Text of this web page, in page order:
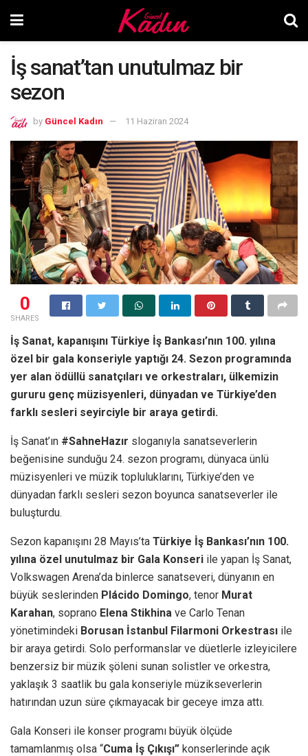
İş sanat’tan unutulmaz bir
sezon
by Güncel Kadın 11 Haziran 2024
0
SHARES
İş Sanat, kapanışını Türkiye İş Bankası’nın 100. yılına
özel bir gala konseriyle yaptığı 24. Sezon programında
yer alan ödüllü sanatçıları ve orkestraları, ülkemizin
gururu genç müzisyenleri, dünyadan ve Türkiye’den
farklı sesleri seyirciyle bir araya getirdi.
İş Sanat’ın #SahneHazır sloganıyla sanatseverlerin
beğenisine sunduğu 24. sezon programı, dünyaca ünlü
müzisyenleri ve müzik topluluklarını, Türkiye’den ve
dünyadan farklı sesleri sezon boyunca sanatseverler ile
buluşturdu.
Sezon kapanışını 28 Mayıs’ta Türkiye İş Bankası’nın 100.
yılına özel unutulmaz bir Gala Konseri ile yapan İş Sanat,
Volkswagen Arena’da binlerce sanatseveri, dünyanın en
büyük seslerinden Plácido Domingo, tenor Murat
Karahan, soprano Elena Stikhina ve Carlo Tenan
yönetimindeki Borusan İstanbul Filarmoni Orkestrası ile
bir araya getirdi. Solo performanslar ve düetlerle izleyicilere
benzersiz bir müzik şöleni sunan solistler ve orkestra,
yaklaşık 3 saatlik bu gala konseriyle müzikseverlerin
hatırından uzun süre çıkmayacak bir geceye imza attı.
Gala Konseri ile konser programı büyük ölçüde
tamamlanmış olsa “Cuma İş Çıkışı” konserlerinde açık